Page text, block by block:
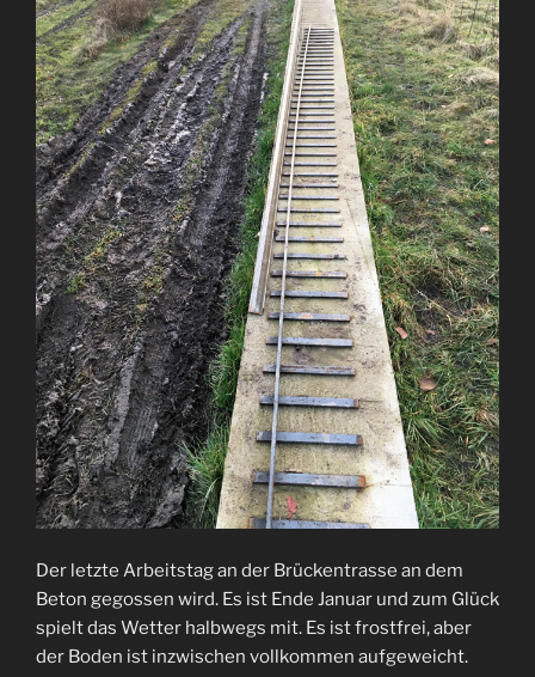
Der letzte Arbeitstag an der Brückentrasse an dem
Beton gegossen wird. Es ist Ende Januar und zum Glück
spielt das Wetter halbwegs mit. Es ist frostfrei, aber
der Boden ist inzwischen vollkommen aufgeweicht.